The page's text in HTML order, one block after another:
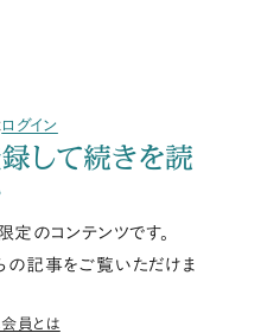
ログイン
して続きを読
定のコンテンツです。
の記事をご覧いただけま
会員とは